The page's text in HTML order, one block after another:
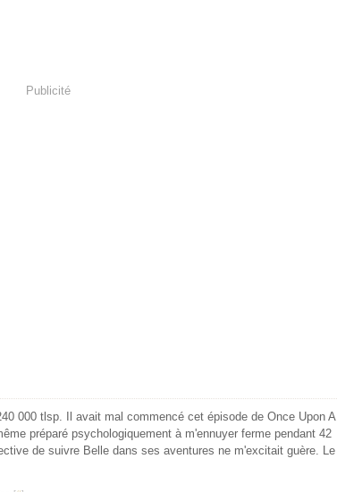
Publicité
000 tlsp. Il avait mal commencé cet épisode de Once Upon A
préparé psychologiquement à m'ennuyer ferme pendant 42
de suivre Belle dans ses aventures ne m'excitait guère. Le